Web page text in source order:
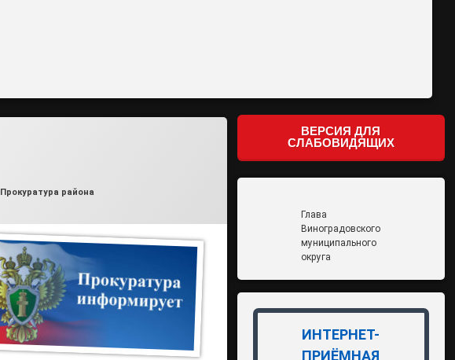
Рубрики:
Прокуратура района
ВЕРСИЯ ДЛЯ
СЛАБОВИДЯЩИХ
Глава
Виноградовского
муниципального
округа
ИНТЕРНЕТ-
ПРИЁМНАЯ